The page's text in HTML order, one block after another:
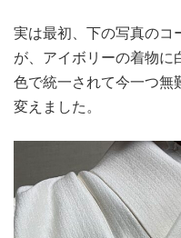
実は最初、下の写真のコ
が、アイボリーの着物に
色で統一されて今一つ無
変えました。